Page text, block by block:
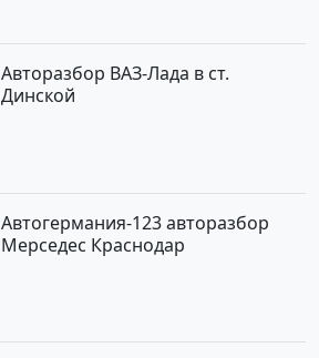
Авторазбор ВАЗ-Лада в ст.
Динской
Автогермания-123 авторазбор
Мерседес Краснодар